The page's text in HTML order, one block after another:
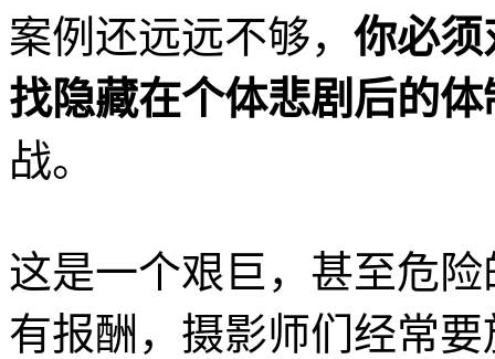
案例还远远不够， 你必须
找隐藏在个体悲剧后的
战。
这是一个艰巨，甚至危
有报酬，摄影师们经常